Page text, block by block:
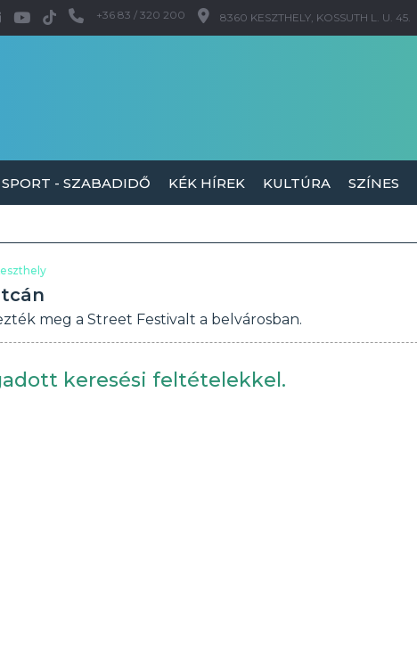
+36 83 / 320 200 8360 KESZTHELY, KOSSUTH L. U. 45.
SPORT - SZABADIDŐ KÉK HÍREK KULTÚRA SZÍNES
meg a Street Festivalt a belvárosban.
keresési feltételekkel.